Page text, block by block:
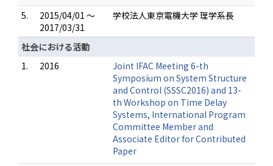
5.
2015/04/01 ～
2017/03/31
学校法人東京電機大学 理学系長
社会における活動
1.
2016
Joint IFAC Meeting 6-th
Symposium on System Structure
and Control (SSSC2016) and 13-
th Workshop on Time Delay
Systems, International Program
Committee Member and
Associate Editor for Contributed
Paper